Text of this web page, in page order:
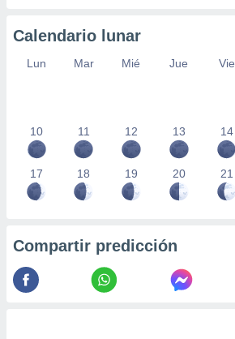
Calendario lunar
Lun Mar Mié Jue Vie
10 11 12 13 14
17 18 19 20 21
Compartir predicción